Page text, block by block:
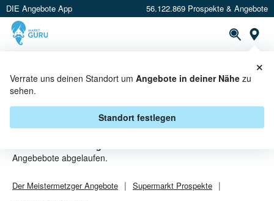
DIE Angebote App 56.122.869 Prospekte & Angebote
Verrate uns deinen Standort um Angebote in deiner Nähe zu
sehen.
Standort festlegen
×
DER MEISTERMETZGER
ANGEBOTE IN POTSDAM
Angebebote abgelaufen.
Der MeistermetzgerAngebote Supermarkt Prospekte